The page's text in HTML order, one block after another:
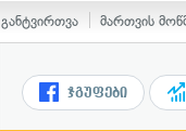
განტვირთვა მართვის
ჯგუფები